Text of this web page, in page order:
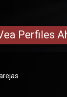
Perfiles